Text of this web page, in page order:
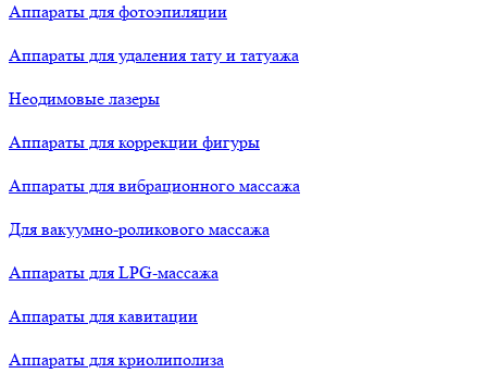
Аппараты для фотоэпиляции
Аппараты для удаления тату и татуажа
Неодимовые лазеры
Аппараты для коррекции фигуры
Аппараты для вибрационного массажа
Для вакуумно-роликового массажа
Аппараты для LPG-массажа
Аппараты для кавитации
Аппараты для криолиполиза